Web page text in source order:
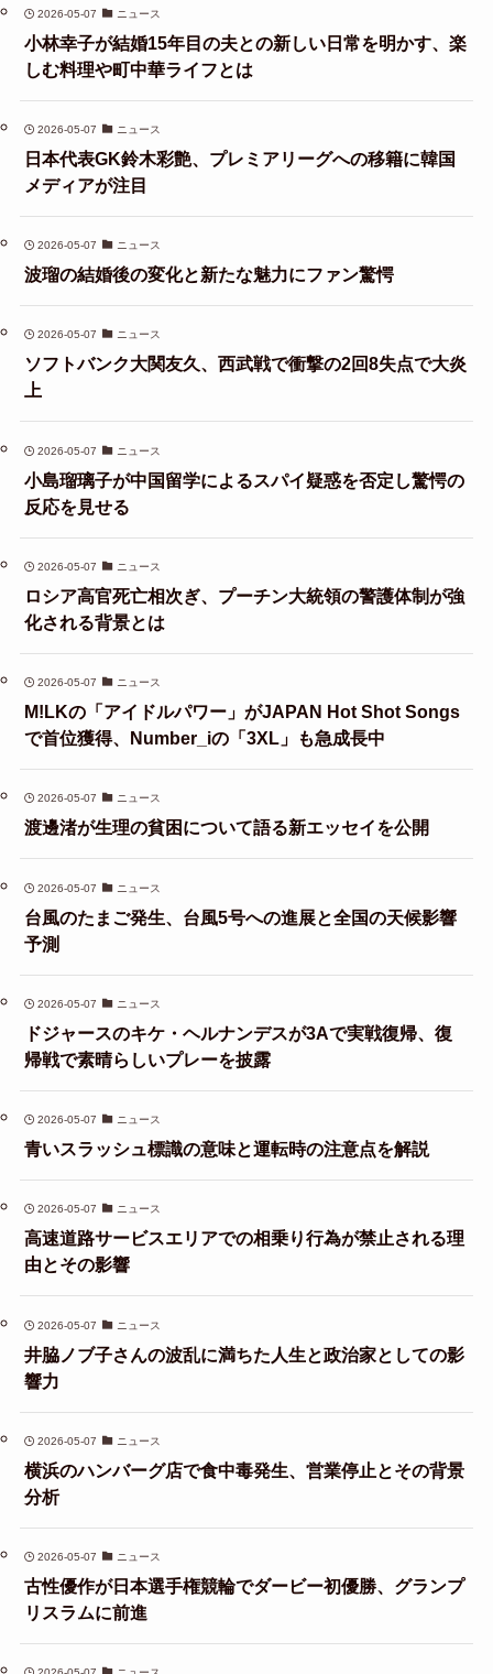
2026-05-07 ニュース
小林幸子が結婚15年目の夫との新しい日常を明かす、楽
しむ料理や町中華ライフとは
2026-05-07 ニュース
日本代表GK鈴木彩艶、プレミアリーグへの移籍に韓国
メディアが注目
2026-05-07 ニュース
波瑠の結婚後の変化と新たな魅力にファン驚愕
2026-05-07 ニュース
ソフトバンク大関友久、西武戦で衝撃の2回8失点で大炎
上
2026-05-07 ニュース
小島瑠璃子が中国留学によるスパイ疑惑を否定し驚愕の
反応を見せる
2026-05-07 ニュース
ロシア高官死亡相次ぎ、プーチン大統領の警護体制が強
化される背景とは
2026-05-07 ニュース
M!LKの「アイドルパワー」がJAPAN Hot Shot Songs
で首位獲得、Number_iの「3XL」も急成長中
2026-05-07 ニュース
渡邊渚が生理の貧困について語る新エッセイを公開
2026-05-07 ニュース
台風のたまご発生、台風5号への進展と全国の天候影響
予測
2026-05-07 ニュース
ドジャースのキケ・ヘルナンデスが3Aで実戦復帰、復
帰戦で素晴らしいプレーを披露
2026-05-07 ニュース
青いスラッシュ標識の意味と運転時の注意点を解説
2026-05-07 ニュース
高速道路サービスエリアでの相乗り行為が禁止される理
由とその影響
2026-05-07 ニュース
井脇ノブ子さんの波乱に満ちた人生と政治家としての影
響力
2026-05-07 ニュース
横浜のハンバーグ店で食中毒発生、営業停止とその背景
分析
2026-05-07 ニュース
古性優作が日本選手権競輪でダービー初優勝、グランプ
リスラムに前進